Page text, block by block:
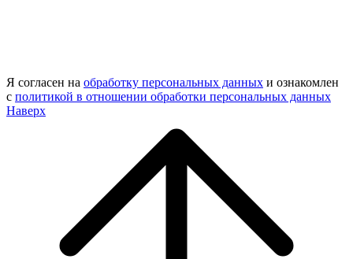
Я согласен на обработку персональных данных и ознакомлен
с политикой в отношении обработки персональных данных
Наверх